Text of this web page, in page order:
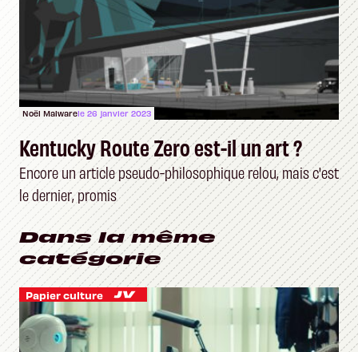
Noël Malwarele 26 janvier 2023
Kentucky Route Zero est-il un art ?
Encore un article pseudo-philosophique relou, mais c'est
le dernier, promis
Dans la même
catégorie
Papier culture